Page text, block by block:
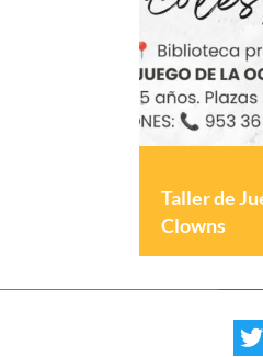
Taller de
Clowns